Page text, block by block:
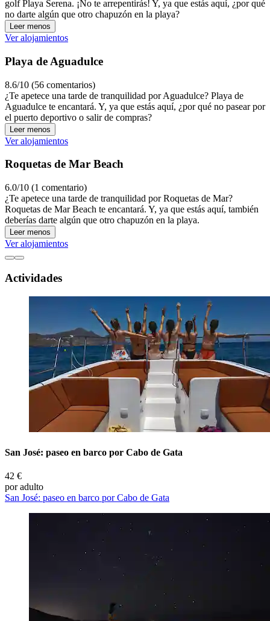
golf Playa Serena. ¡No te arrepentirás! Y, ya que estás aquí, ¿por qué
no darte algún que otro chapuzón en la playa?
Leer menos
Ver alojamientos
Playa de Aguadulce
8.6/10 (56 comentarios)
¿Te apetece una tarde de tranquilidad por Aguadulce? Playa de
Aguadulce te encantará. Y, ya que estás aquí, ¿por qué no pasear por
el puerto deportivo o salir de compras?
Leer menos
Ver alojamientos
Roquetas de Mar Beach
6.0/10 (1 comentario)
¿Te apetece una tarde de tranquilidad por Roquetas de Mar?
Roquetas de Mar Beach te encantará. Y, ya que estás aquí, también
deberías darte algún que otro chapuzón en la playa.
Leer menos
Ver alojamientos
Actividades
San José: paseo en barco por Cabo de Gata
42 €
por adulto
San José: paseo en barco por Cabo de Gata